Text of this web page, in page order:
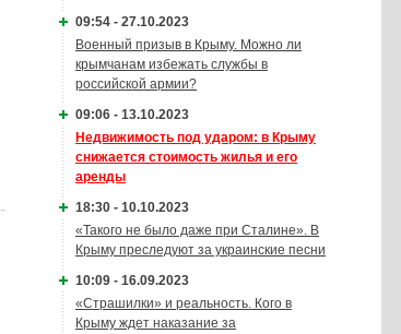
09:54 - 27.10.2023
Военный призыв в Крыму. Можно ли
крымчанам избежать службы в
российской армии?
09:06 - 13.10.2023
Недвижимость под ударом: в Крыму
снижается стоимость жилья и его
аренды
18:30 - 10.10.2023
«Такого не было даже при Сталине». В
Крыму преследуют за украинские песни
10:09 - 16.09.2023
«Страшилки» и реальность. Кого в
Крыму ждет наказание за